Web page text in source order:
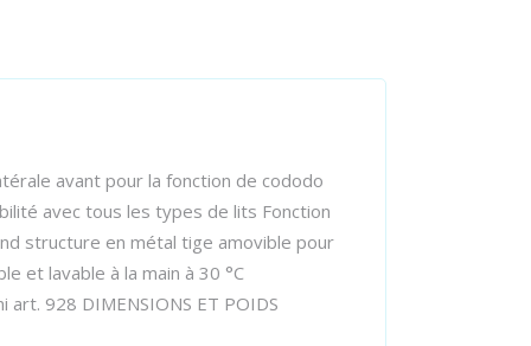
avant pour la fonction de cododo
avec tous les types de lits Fonction
structure en métal tige amovible pour
et lavable à la main à 30 °C
928 DIMENSIONS ET POIDS